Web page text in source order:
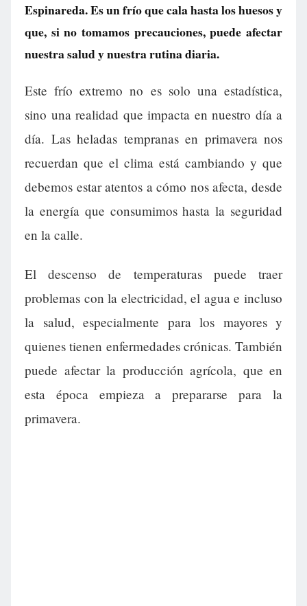
Espinareda. Es un frío que cala hasta los huesos y
que, si no tomamos precauciones, puede afectar
nuestra salud y nuestra rutina diaria.
Este frío extremo no es solo una estadística,
sino una realidad que impacta en nuestro día a
día. Las heladas tempranas en primavera nos
recuerdan que el clima está cambiando y que
debemos estar atentos a cómo nos afecta, desde
la energía que consumimos hasta la seguridad
en la calle.
El descenso de temperaturas puede traer
problemas con la electricidad, el agua e incluso
la salud, especialmente para los mayores y
quienes tienen enfermedades crónicas. También
puede afectar la producción agrícola, que en
esta época empieza a prepararse para la
primavera.